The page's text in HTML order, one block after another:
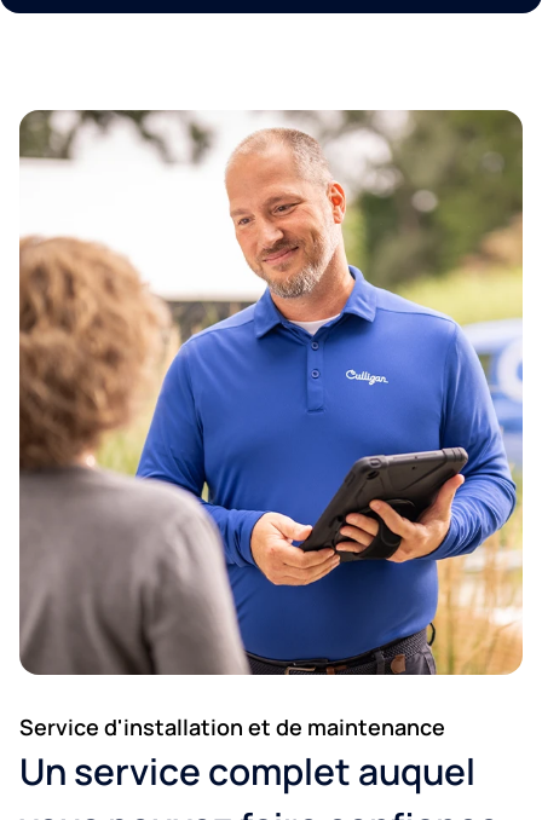
Code postal*
Ville:*
Service d'installation et de maintenance
Un service complet auquel